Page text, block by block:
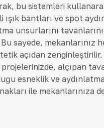
bu sistemleri
ışık bantları ve spot
unsurlarını
sayede, mekanlarınız
açıdan zenginleştirilir.
alçıpan
esneklik ve
ile mekanlarınıza